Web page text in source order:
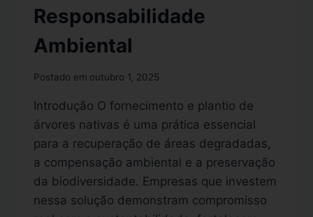
Responsabilidade
Ambiental
Postado em outubro 1, 2025
Introdução O fornecimento e plantio de
árvores nativas é uma prática essencial
para a recuperação de áreas degradadas,
a compensação ambiental e a preservação
da biodiversidade. Empresas que investem
nessa solução demonstram compromisso